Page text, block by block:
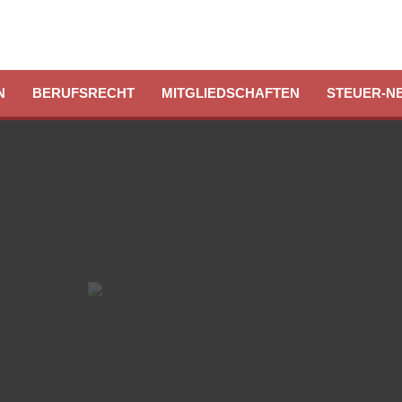
BERUFSRECHT MITGLIEDSCHAFTEN STEUER-